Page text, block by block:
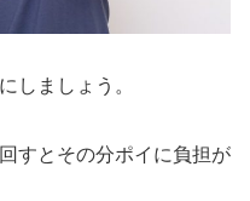
しましょう。
すとその分ポイに負担が